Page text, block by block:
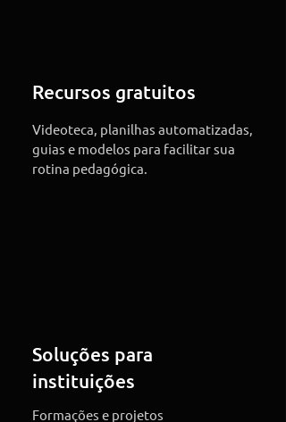
Recursos gratuitos
Videoteca, planilhas automatizadas,
guias e modelos para facilitar sua
rotina pedagógica.
Soluções para
instituições
Formações e projetos